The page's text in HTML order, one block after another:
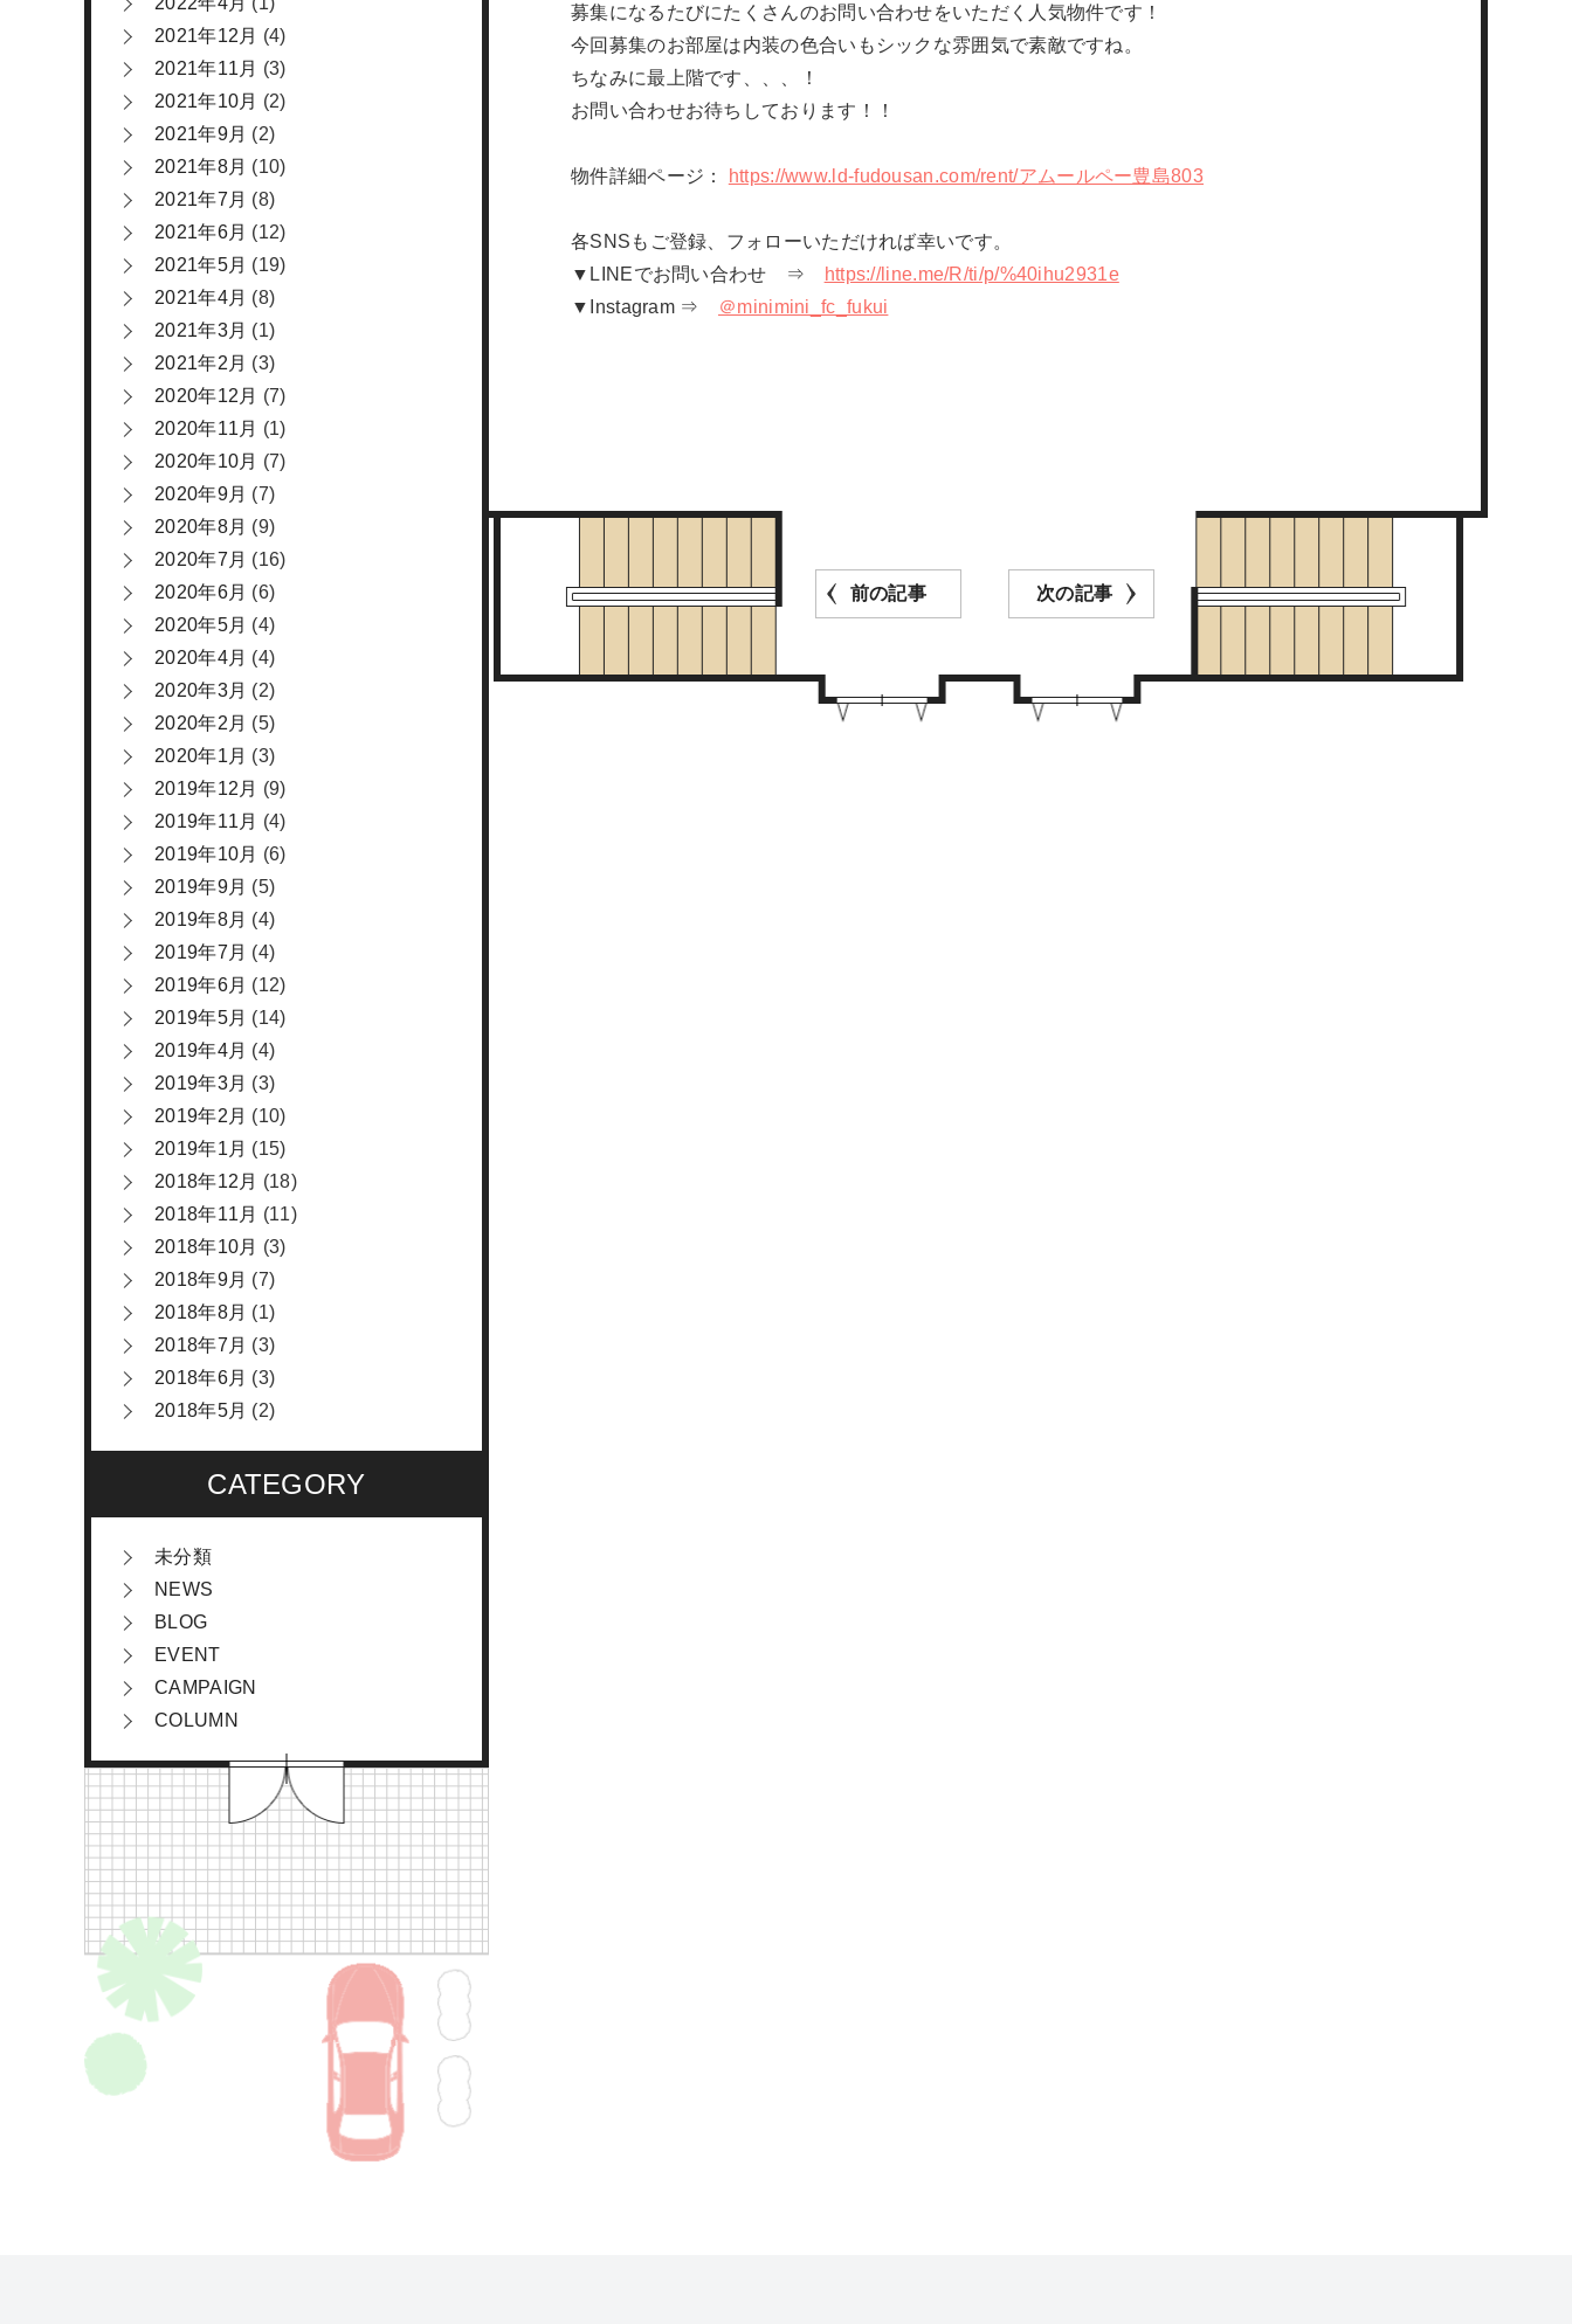
募集になるたびにたくさんのお問い合わせをいただく人気物件です！
今回募集のお部屋は内装の色合いもシックな雰囲気で素敵ですね。
ちなみに最上階です、、、！
お問い合わせお待ちしております！！
物件詳細ページ： https://www.ld-fudousan.com/rent/アムールペー豊島803
各SNSもご登録、フォローいただければ幸いです。
▼LINEでお問い合わせ ⇒
https://line.me/R/ti/p/%40ihu2931e
▼Instagram ⇒
＠minimini_fc_fukui
前の記事 次の記事
2021年12月 (4)
2021年11月 (3)
2021年10月 (2)
2021年9月 (2)
2021年8月 (10)
2021年7月 (8)
2021年6月 (12)
2021年5月 (19)
2021年4月 (8)
2021年3月 (1)
2021年2月 (3)
2020年12月 (7)
2020年11月 (1)
2020年10月 (7)
2020年9月 (7)
2020年8月 (9)
2020年7月 (16)
2020年6月 (6)
2020年5月 (4)
2020年4月 (4)
2020年3月 (2)
2020年2月 (5)
2020年1月 (3)
2019年12月 (9)
2019年11月 (4)
2019年10月 (6)
2019年9月 (5)
2019年8月 (4)
2019年7月 (4)
2019年6月 (12)
2019年5月 (14)
2019年4月 (4)
2019年3月 (3)
2019年2月 (10)
2019年1月 (15)
2018年12月 (18)
2018年11月 (11)
2018年10月 (3)
2018年9月 (7)
2018年8月 (1)
2018年7月 (3)
2018年6月 (3)
2018年5月 (2)
CATEGORY
未分類
NEWS
BLOG
EVENT
CAMPAIGN
COLUMN